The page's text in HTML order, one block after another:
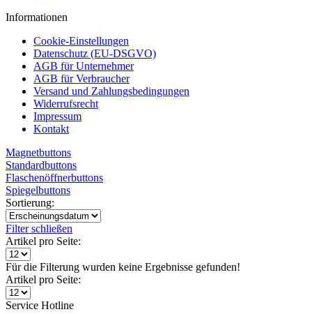
Informationen
Cookie-Einstellungen
Datenschutz (EU-DSGVO)
AGB für Unternehmer
AGB für Verbraucher
Versand und Zahlungsbedingungen
Widerrufsrecht
Impressum
Kontakt
Magnetbuttons
Standardbuttons
Flaschenöffnerbuttons
Spiegelbuttons
Sortierung:
Filter schließen
Artikel pro Seite:
Für die Filterung wurden keine Ergebnisse gefunden!
Artikel pro Seite:
Service Hotline